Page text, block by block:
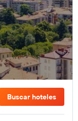
Buscar hoteles